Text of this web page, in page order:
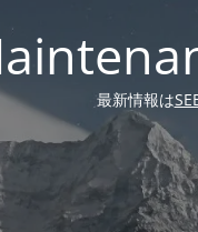
最新情報は